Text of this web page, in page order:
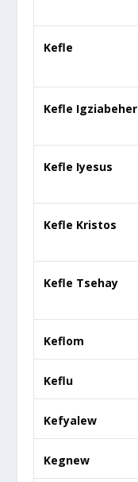
Kefle
Kefle Igziabeher
Kefle Iyesus
Kefle Kristos
Kefle Tsehay
Keflom
Keflu
Kefyalew
Kegnew